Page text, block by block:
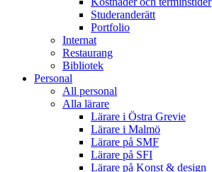
Studeranderätt
Portfolio
Internat
Restaurang
Bibliotek
Personal
All personal
Alla lärare
Lärare i Östra Grevie
Lärare i Malmö
Lärare på SMF
Lärare på SFI
Lärare på Konst & design